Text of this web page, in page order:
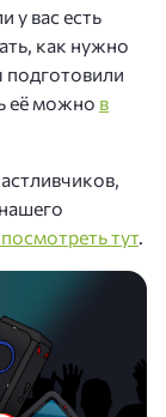
у вас есть
как нужно
подготовили
её можно в
тут.